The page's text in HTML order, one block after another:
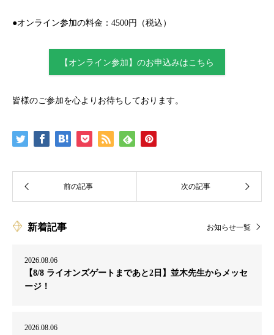
●オンライン参加の料金：4500円（税込）
【オンライン参加】のお申込みはこちら
皆様のご参加を心よりお待ちしております。
新着記事 お知らせ一覧
2026.08.06
【8/8 ライオンズゲートまであと2日】並木先生からメッセ
ージ！
2026.08.06